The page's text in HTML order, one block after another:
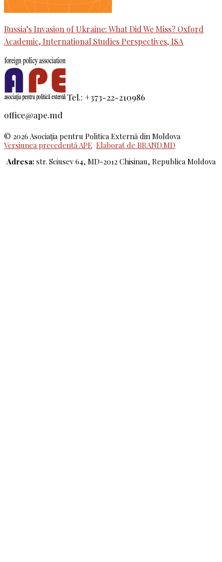
Russia’s Invasion of Ukraine: What Did We Miss? Oxford
Academic, International Studies Perspectives, ISA
Tel.: +373-22-210986
office@ape.md
© 2026 Asociaţia pentru Politica Externă din Moldova
Versiunea precedentă APE Elaborat de BRAND.MD
Adresa: str. Sciusev 64, MD-2012 Chisinau, Republica Moldova